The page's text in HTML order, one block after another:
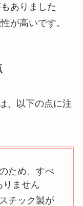
ありました
が高いです。
、以下の点に注
ため、すべ
りません
チック製が